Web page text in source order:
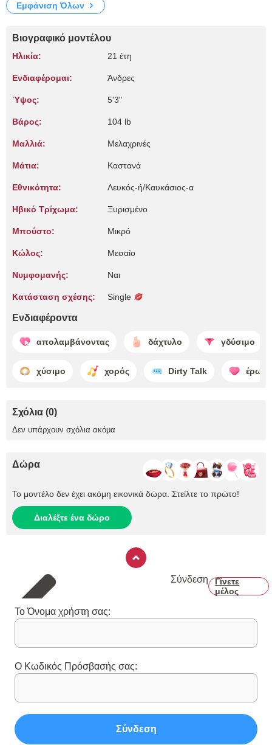
Εμφάνιση Όλων
Βιογραφικό μοντέλου
Ηλικία: 21 έτη
Ενδιαφέρομαι: Άνδρες
Ύψος: 5'3"
Βάρος: 104 lb
Μαλλιά: Μελαχρινές
Μάτια: Καστανά
Εθνικότητα: Λευκός-ή/Καυκάσιος-α
Ηβικό Τρίχωμα: Ξυρισμένο
Μπούστο: Μικρό
Κώλος: Μεσαίο
Νυμφομανής: Ναι
Κατάσταση σχέσης: Single
Ενδιαφέροντα
απολαμβάνοντας δάχτυλο γδύσιμο
χύσιμο χορός Dirty Talk
Σχόλια (0)
Δεν υπάρχουν σχόλια ακόμα
Δώρα
Το μοντέλο δεν έχει ακόμη εικονικά δώρα. Στείλτε το πρώτο!
Διαλέξτε ένα δώρο
Σύνδεση
Γίνετε
μέλος
Το Όνομα χρήστη σας:
Ο Κωδικός Πρόσβασής σας:
Σύνδεση